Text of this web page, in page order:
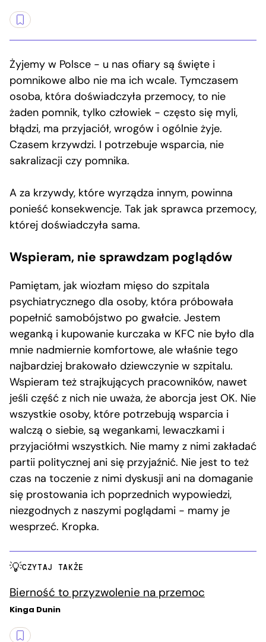
Żyjemy w Polsce − u nas ofiary są święte i
pomnikowe albo nie ma ich wcale. Tymczasem
osoba, która doświadczyła przemocy, to nie
żaden pomnik, tylko człowiek − często się myli,
błądzi, ma przyjaciół, wrogów i ogólnie żyje.
Czasem krzywdzi. I potrzebuje wsparcia, nie
sakralizacji czy pomnika.
A za krzywdy, które wyrządza innym, powinna
ponieść konsekwencje. Tak jak sprawca przemocy,
której doświadczyła sama.
Wspieram, nie sprawdzam poglądów
Pamiętam, jak wiozłam mięso do szpitala
psychiatrycznego dla osoby, która próbowała
popełnić samobójstwo po gwałcie. Jestem
weganką i kupowanie kurczaka w KFC nie było dla
mnie nadmiernie komfortowe, ale właśnie tego
najbardziej brakowało dziewczynie w szpitalu.
Wspieram też strajkujących pracowników, nawet
jeśli część z nich nie uważa, że aborcja jest OK. Nie
wszystkie osoby, które potrzebują wsparcia i
walczą o siebie, są wegankami, lewaczkami i
przyjaciółmi wszystkich. Nie mamy z nimi zakładać
partii politycznej ani się przyjaźnić. Nie jest to też
czas na toczenie z nimi dyskusji ani na domaganie
się prostowania ich poprzednich wypowiedzi,
niezgodnych z naszymi poglądami − mamy je
wesprzeć. Kropka.
CZYTAJ TAKŻE
Bierność to przyzwolenie na przemoc
Kinga Dunin